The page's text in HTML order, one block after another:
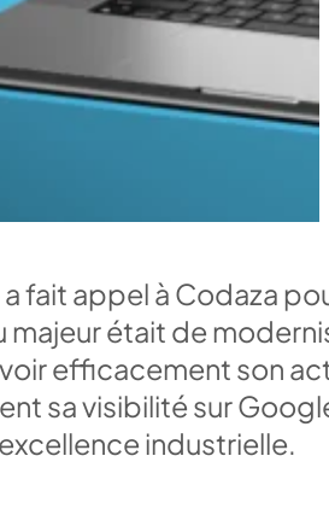
fait appel à Codaza
majeur était de
efficacement son
sa visibilité sur
industrielle.